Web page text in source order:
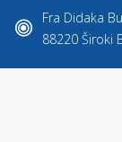
Fra Didaka
88220 Široki